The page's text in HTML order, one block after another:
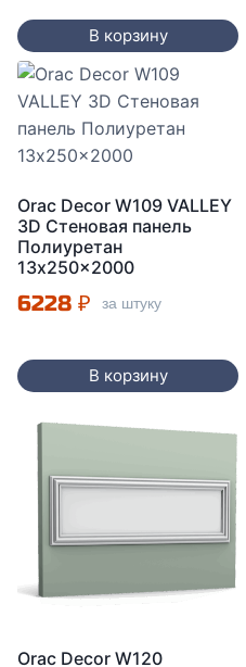
В корзину
Orac Decor W109 VALLEY
3D Стеновая панель
Полиуретан
13x250x2000
6228 ₽ за штуку
В корзину
Orac Decor W120